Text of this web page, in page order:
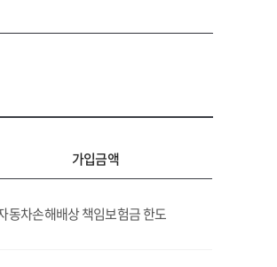
가입금액
동차손해배상 책임보험금 한도